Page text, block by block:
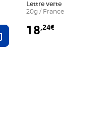
Ajouter au panier
Lettre verte
20g / France
18,24€